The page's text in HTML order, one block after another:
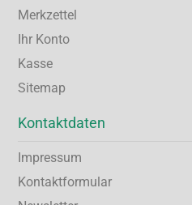
Merkzettel
Ihr Konto
Kasse
Sitemap
Kontaktdaten
Impressum
Kontaktformular